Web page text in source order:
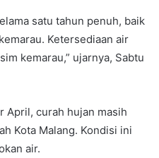
satu tahun penuh, baik
Ketersediaan air
kemarau,” ujarnya, Sabtu
April, curah hujan masih
Kota Malang. Kondisi ini
air.